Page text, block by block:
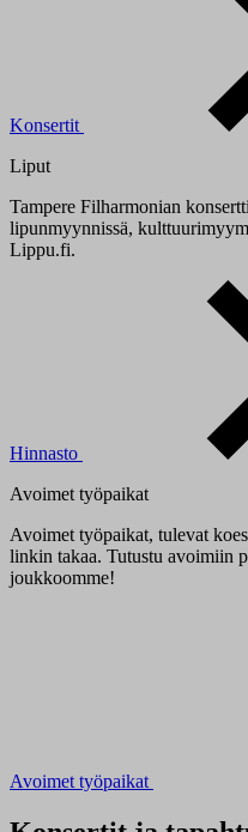
Konsertit
Liput
Tampere Filharmonian
lipunmyynnissä,
Lippu.fi.
Hinnasto
Avoimet työpaikat
Avoimet työpaikat, tulevat
linkin takaa. Tutustu avoimiin
joukkoomme!
Avoimet työpaikat